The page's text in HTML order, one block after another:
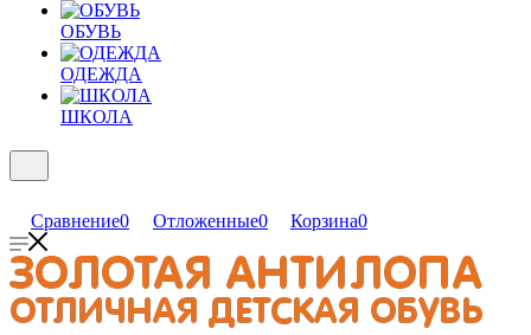
ОБУВЬ
ОДЕЖДА
ШКОЛА
Сравнение0 Отложенные0 Корзина0